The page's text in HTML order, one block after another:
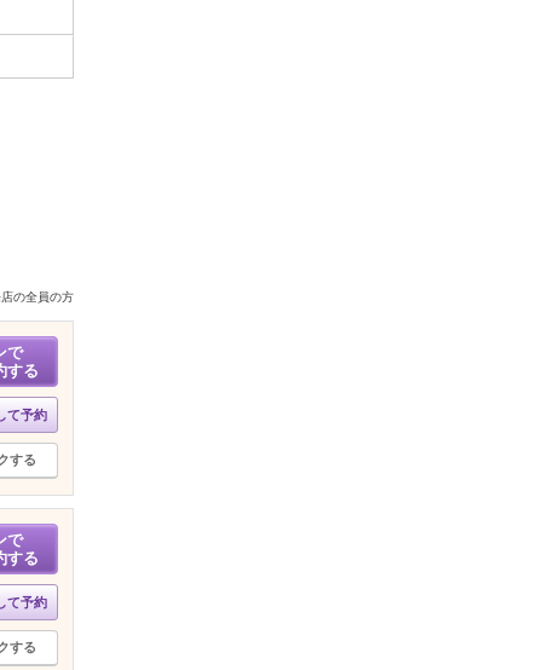
の全員の方
で
する
て予約
する
で
する
て予約
する